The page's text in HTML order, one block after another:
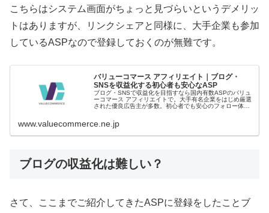
こちらはシステム画面がちょっと見づらいというデメリッ
トはありますが、リンクシェアと同様に、大手企業も参加
しているASPなので登録しておくのが無難です。
バリューコマース アフィリエイト｜ブログ・
SNSを収益化する初心者も安心なASP
ブログ・SNSで収益化を目指すなら国内有数ASPのバリュ
ーコマース アフィリエイトで。大手有名企業をはじめ厳選
された優良広告主が多数。初心者でも安心のフォロー体制
www.valuecommerce.ne.jp
ブログの収益化は難しい？
さて、ここまでご紹介してきたASPに登録をしたことブ